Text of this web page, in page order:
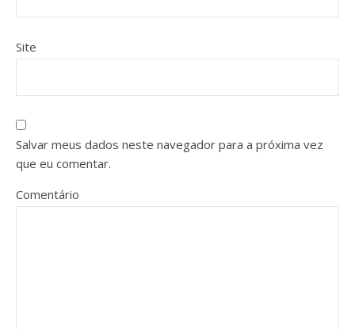
Site
Salvar meus dados neste navegador para a próxima vez
que eu comentar.
Comentário